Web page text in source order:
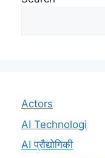
Actors
AI Technologi
AI प्रौद्योगिकी